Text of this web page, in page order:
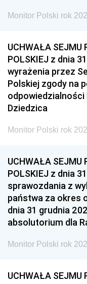
Monitor Polski rok
UCHWAŁA SEJMU
POLSKIEJ z dnia
wyrażenia przez
Polskiej zgody na
odpowiedzialności
Dziedzica
Monitor Polski rok
UCHWAŁA SEJMU
POLSKIEJ z dnia
sprawozdania z
państwa za okres
dnia 31 grudnia
absolutorium dla
Monitor Polski rok
UCHWAŁA SEJMU